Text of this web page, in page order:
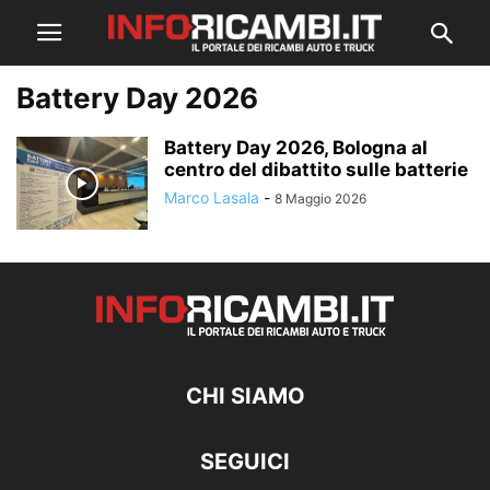
Battery Day 2026
Battery Day 2026, Bologna al
centro del dibattito sulle batterie
Marco Lasala - 8 Maggio 2026
CHI SIAMO
SEGUICI